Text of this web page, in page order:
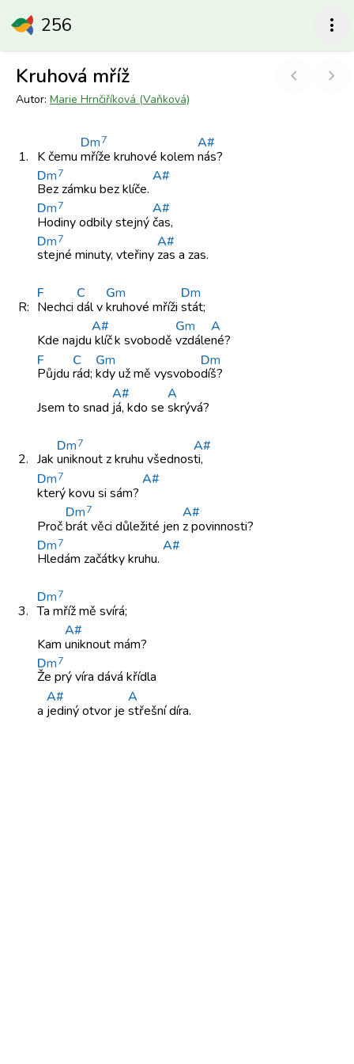
256 more_vert
Kruhová mříž chevron_left chevron_right
Autor: Marie Hrnčiříková (Vaňková)
1. K čemu
Dm7
mříže kruhové kolem
A#
nás?
Dm7
Bez zámku bez klíče.
A#
Dm7
Hodiny odbilystejný
A#
čas,
Dm7
stejné minuty, vteřiny
A#
zas a zas.
R:
F
Nechci
C
dál v
Gm
kruhové mříži
Dm
stát;
Kde najdu
A#
klíčk svobodě
Gm
vzdále
A
né?
F
Půjdu
C
rád;
Gm
kdy užmě vysvobo
Dm
díš?
Jsem to snad
A#
já, kdo se
A
skrývá?
2. Jak
Dm7
uniknout zkruhu všednos
A#
ti,
Dm7
který kovu si sám?
A#
Proč
Dm7
brát věci důležité jen
A#
z povinnosti?
Dm7
Hledám začátkykruhu.
A#
3.
Dm7
Ta mřížmě svírá;
Kam
A#
uniknout mám?
Dm7
Že prývíra dává křídla
a
A#
jediný otvor je
A
střešní díra.